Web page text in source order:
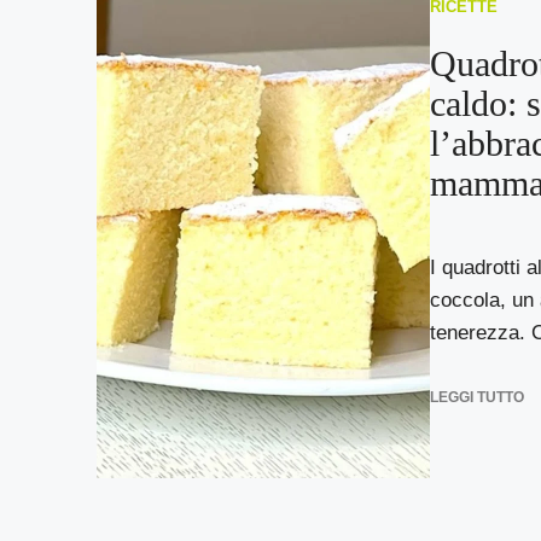
RICETTE
caldo:
I quadrotti
coccola, un
tenerezza.
LEGGI TUTTO